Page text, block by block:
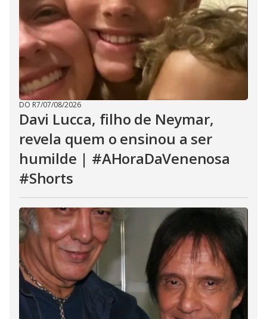
DO R7/07/08/2026
Davi Lucca, filho de Neymar,
revela quem o ensinou a ser
humilde | #AHoraDaVenenosa
#Shorts